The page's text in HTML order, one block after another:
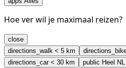
Hoe ver wil je maximaal reizen?
close
directions_walk < 5 km
directions_car< 30 km public Heel NL